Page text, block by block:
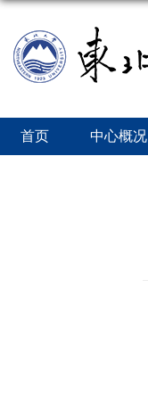
首页 中心概况